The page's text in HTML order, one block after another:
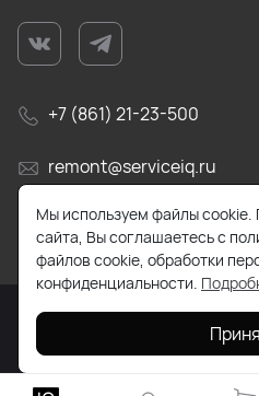
+7 (861) 21-23-500
remont@serviceiq.ru
г. Краснодар, ул.
2026 © Все права
Мы используем файлы cookie.
сайта, Вы соглашаетесь с
файлов cookie, обработки
конфиденциальности.